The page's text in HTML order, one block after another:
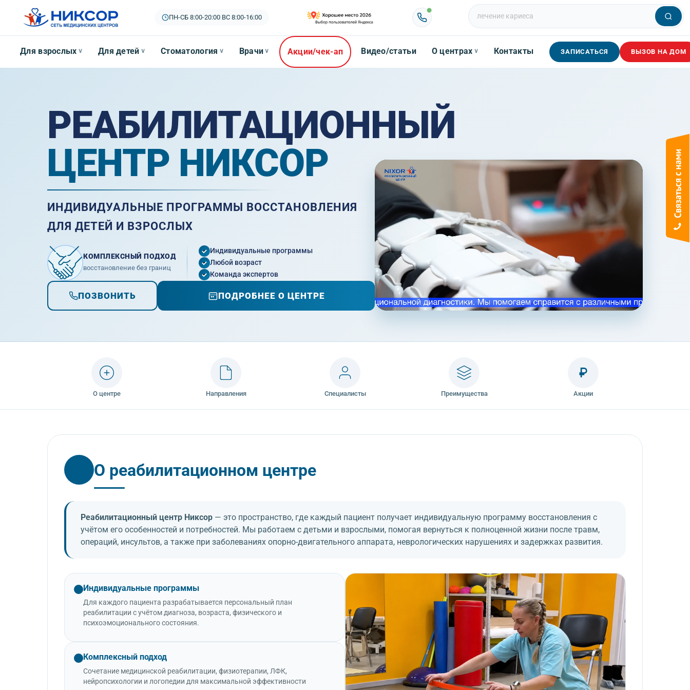
ПН-СБ 8:00-20:00| ВС 8:00-16:00
Для взрослых ∨ Для детей ∨ Стоматология ∨ Врачи ∨ Акции/чек-ап Видео/статьи О центрах ∨ Контакты ЗАПИСАТЬСЯ ВЫЗОВ НА ДОМ
РЕАБИЛИТАЦИОННЫЙ
ЦЕНТР НИКСОР
ИНДИВИДУАЛЬНЫЕ ПРОГРАММЫ ВОССТАНОВЛЕНИЯ
ДЛЯ ДЕТЕЙ И ВЗРОСЛЫХ
КОМПЛЕКСНЫЙ ПОДХОД
восстановление без границ
Индивидуальные программы
Любой возраст
Команда экспертов
ПОЗВОНИТЬ ПОДРОБНЕЕ О ЦЕНТРЕ
О центре Направления Специалисты Преимущества
₽
Акции
О реабилитационном центре
Реабилитационный центр Никсор — это пространство, где каждый пациент получает индивидуальную программу восстановления с
учётом его особенностей и потребностей. Мы работаем с детьми и взрослыми, помогая вернуться к полноценной жизни после травм,
операций, инсультов, а также при заболеваниях опорно-двигательного аппарата, неврологических нарушениях и задержках развития.
Индивидуальные программы
Для каждого пациента разрабатывается персональный план
реабилитации с учётом диагноза, возраста, физического и
психоэмоционального состояния.
Комплексный подход
Сочетание медицинской реабилитации, физиотерапии, ЛФК,
нейропсихологии и логопедии для максимальной эффективности